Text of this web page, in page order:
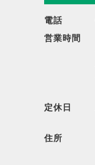
電話
営業時間
定休日
住所